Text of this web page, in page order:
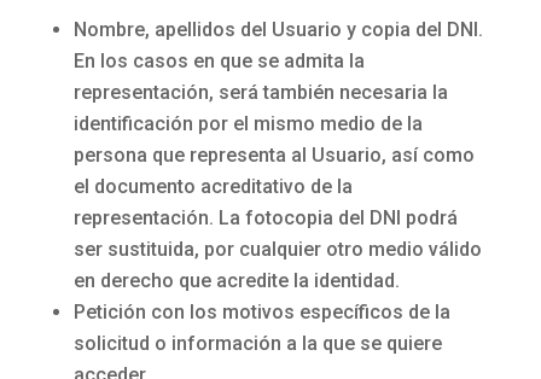
Nombre, apellidos del Usuario y copia del DNI.
En los casos en que se admita la
representación, será también necesaria la
identificación por el mismo medio de la
persona que representa al Usuario, así como
el documento acreditativo de la
representación. La fotocopia del DNI podrá
ser sustituida, por cualquier otro medio válido
en derecho que acredite la identidad.
Petición con los motivos específicos de la
solicitud o información a la que se quiere